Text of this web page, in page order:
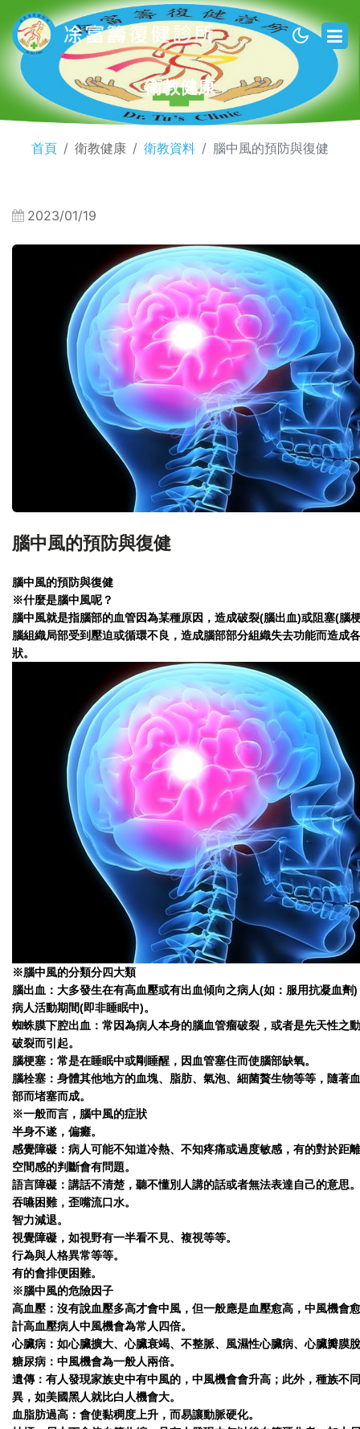
衛教健康
首頁 衛教健康 衛教資料 腦中風的預防與復健
2023/01/19
腦中風的預防與復健
腦中風的預防與復健
※什麼是腦中風呢？
腦中風就是指腦部的血管因為某種原因，造成破裂(腦出血)或阻塞(腦
腦組織局部受到壓迫或循環不良，造成腦部部分組織失去功能而造成
狀。
※腦中風的分類分四大類
腦出血：大多發生在有高血壓或有出血傾向之病人(如：服用抗凝血劑
病人活動期間(即非睡眠中)。
蜘蛛膜下腔出血：常因為病人本身的腦血管瘤破裂，或者是先天性之
破裂而引起。
腦梗塞：常是在睡眠中或剛睡醒，因血管塞住而使腦部缺氧。
腦栓塞：身體其他地方的血塊、脂肪、氣泡、細菌贅生物等等，隨著
部而堵塞而成。
※一般而言，腦中風的症狀
半身不遂，偏癱。
感覺障礙：病人可能不知道冷熱、不知疼痛或過度敏感，有的對於距
空間感的判斷會有問題。
語言障礙：講話不清楚，聽不懂別人講的話或者無法表達自己的意思。
吞嚥困難，歪嘴流口水。
智力減退。
視覺障礙，如視野有一半看不見、複視等等。
行為與人格異常等等。
有的會排便困難。
※腦中風的危險因子
高血壓：沒有說血壓多高才會中風，但一般應是血壓愈高，中風機會
計高血壓病人中風機會為常人四倍。
心臟病：如心臟擴大、心臟衰竭、不整脈、風濕性心臟病、心臟瓣膜
糖尿病：中風機會為一般人兩倍。
遺傳：有人發現家族史中有中風的，中風機會會升高；此外，種族不
異，如美國黑人就比白人機會大。
血脂肪過高：會使黏稠度上升，而易讓動脈硬化。